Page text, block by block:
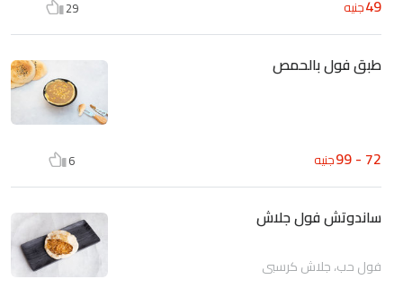
49جنيه 29
طبق فول بالحمص
72 - 99 جنيه 6
ساندوتش فول جلاش
فول حب، جلاش كرسبي